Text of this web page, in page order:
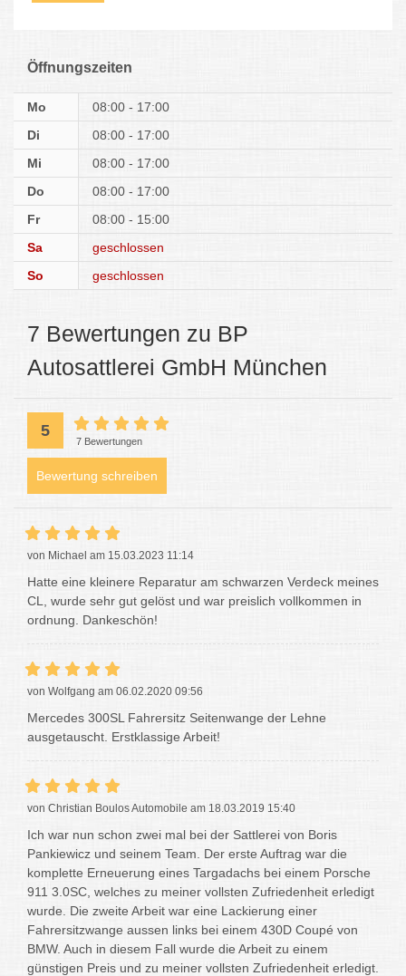
Öffnungszeiten
Mo
08:00 - 17:00
Di
08:00 - 17:00
Mi
08:00 - 17:00
Do
08:00 - 17:00
Fr
08:00 - 15:00
Sa
geschlossen
So
geschlossen
7 Bewertungen zu BP
Autosattlerei GmbH München
5
7 Bewertungen
Bewertung schreiben
von Michael am 15.03.2023 11:14
Hatte eine kleinere Reparatur am schwarzen Verdeck meines
CL, wurde sehr gut gelöst und war preislich vollkommen in
ordnung. Dankeschön!
von Wolfgang am 06.02.2020 09:56
Mercedes 300SL Fahrersitz Seitenwange der Lehne
ausgetauscht. Erstklassige Arbeit!
von Christian Boulos Automobile am 18.03.2019 15:40
Ich war nun schon zwei mal bei der Sattlerei von Boris
Pankiewicz und seinem Team. Der erste Auftrag war die
komplette Erneuerung eines Targadachs bei einem Porsche
911 3.0SC, welches zu meiner vollsten Zufriedenheit erledigt
wurde. Die zweite Arbeit war eine Lackierung einer
Fahrersitzwange aussen links bei einem 430D Coupé von
BMW. Auch in diesem Fall wurde die Arbeit zu einem
günstigen Preis und zu meiner vollsten Zufriedenheit erledigt.